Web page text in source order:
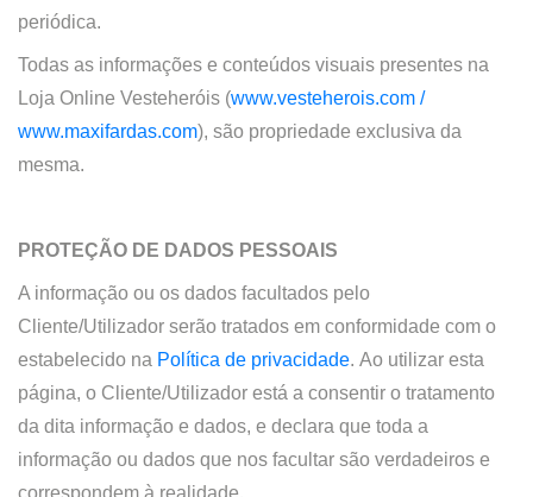
periódica.
Todas as informações e conteúdos visuais presentes na
Loja Online Vesteheróis (www.vesteherois.com /
www.maxifardas.com), são propriedade exclusiva da
mesma.
PROTEÇÃO DE DADOS PESSOAIS
A informação ou os dados facultados pelo
Cliente/Utilizador serão tratados em conformidade com o
estabelecido na Política de privacidade. Ao utilizar esta
página, o Cliente/Utilizador está a consentir o tratamento
da dita informação e dados, e declara que toda a
informação ou dados que nos facultar são verdadeiros e
correspondem à realidade.